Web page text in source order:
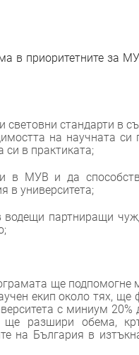
в приоритетните за
стандарти в
на научната си
си в практиката;
в МУВ и да
в университета;
партниращи
ще
екип около тях, ще
с миниум 20%
ще разшири обема,
на България в